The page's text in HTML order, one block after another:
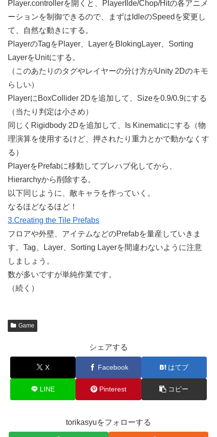
Player.controllerを開くと、PlayerIlde/Chop/Hitの各アニメ
ーションを制御できるので、まずはIdleのSpeedを変更し
て、自然な動きにする。
PlayerのTagをPlayer、LayerをBlokingLayer、Sorting
LayerをUnitにする。
（このあたりのタグやレイヤーの分け方がUnity 2Dのキモ
らしい）
PlayerにBoxCollider 2Dを追加して、Sizeを0.9/0.9にする
（当たり判定は小さめ）
同じくRigidbody 2Dを追加して、Is Kinematicにする（物
理演算を使用するけど、押されたり重力とかで動かなくす
る）
PlayerをPrefabに移動してプレハブ化してから、
Hierarchyから削除する。
以下同じように、敵キャラを作っていく。
なるほどなるほど！
3.Creating the Tile Prefabs
フロアや外壁、アイテムなどのPrefabを量産していきま
す。Tag、Layer、Sorting Layerを間違わないように注意
しましょう。
数が多いですが単純作業です。
（続く）
Game
シェアする
X Facebook はてブ
LINE Pinterest コピー
torikasyuをフォローする